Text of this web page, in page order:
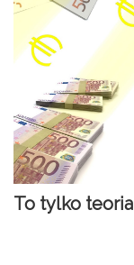
To tylko